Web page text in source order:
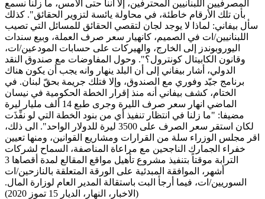
المصرفيين اللبنانيين المحترفين، إلا أننا حتى الأمس، ما زلنا نسمع
بأن تلك الأرقام خاطئة، في محاولة يائسة لتزوير الحقائق". كذلك
سأل بيفاني: لماذا لا يوجد لجان لتقصي الحقائق للمسائل التي تصيب
اللبنانيين/ات في الصميم، كانهيار سعر صرف العملة، وبيع سندات
اليوروبوندز إلى الخارج، والهيركات على حسابات المودعين/ات،
وقانون الكابيتال كونترول؟". وحول المفاوضات مع صندوق النقد
الدولي، أشار بيفاني إلى أن البلد ينهار وانه يجب أن يكون هناك
برنامج جيّد وفوري مع الصندوق، وإلا فتلك جريمة بحقّ لبنان. في
الختام، كشف بيفاني أنه منذ إقرار الخطة الحكومية في نيسان
الماضي انهار سعر صرف الليرة وجرى طبع 14 ألف مليار ليرة
مضيفا: "ما زلنا في انتظار تنفيذ أي من بنود الخطة التي لو نفِّذَت
لكان استقر سعر الصرف على 3500 ليرة للدولار الواحد". الى ذلك،
اقر مجلس الوزراء سلة من القرارات ومشاريع القوانين، ومنها تعيين
خفراء الجمارك الناجحين مع مراعاة المناصفة، السماح لشركات
الترابة موقتاً بتنفيذ مشروع تأهيل مواقع المقالع لمدة أقصاها 3
أشهر، الموافقة المبدئية على الورقة المتعلقة بالنازحين/ات
السوريين/ات، فيما أرجأ البت باستقالة المدير العام لوزارة المال.
(الاخبار، النهار، الديار 15 تموز 2020)